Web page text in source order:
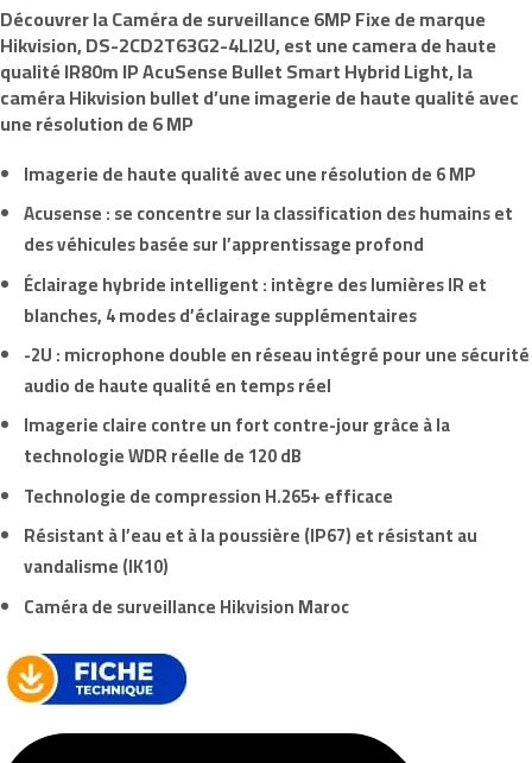
Découvrer laCaméra de surveillance 6MPFixe de marque
Hikvision,DS-2CD2T63G2-4LI2U,est une camera de haute
qualitéIR80mIP AcuSense Bullet Smart Hybrid Light, la
caméra Hikvision bullet d’une imagerie de haute qualité avec
une résolution de6 MP
Imagerie de haute qualité avec unerésolution de 6 MP
Acusense: se concentre sur la classification des humains et
des véhicules basée sur l’apprentissage profond
Éclairage hybride intelligent : intègre deslumières IRet
blanches, 4 modes d’éclairage supplémentaires
-2U :microphone double en réseau intégrépour une sécurité
audio de haute qualité en temps réel
Imagerie claire contre un fort contre-jour grâce à la
technologie WDR réelle de120 dB
Technologie de compression H.265+ efficace
Résistant àl’eauet àla poussière(IP67) et résistant au
vandalisme (IK10)
Caméra de surveillance Hikvision Maroc